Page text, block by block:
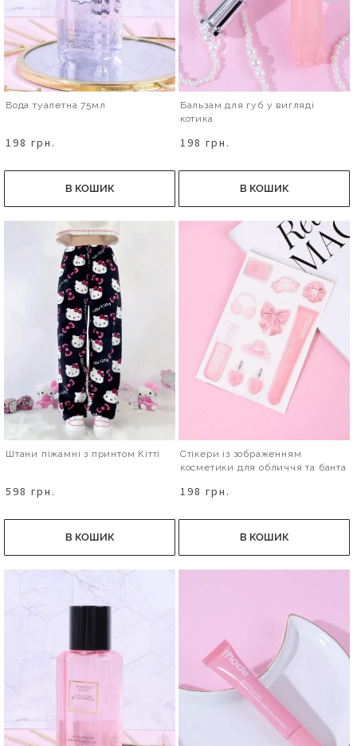
Вода туалетна 75мл
198 грн.
В КОШИК
Бальзам для губ у вигляді
котика
198 грн.
В КОШИК
Штани піжамні з принтом Кітті
598 грн.
В КОШИК
Стікери із зображенням
косметики для обличчя та банта
198 грн.
В КОШИК